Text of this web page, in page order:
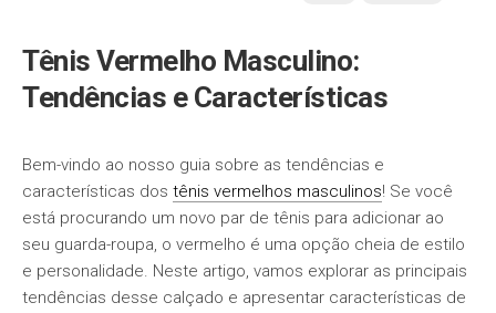
Tênis Vermelho Masculino:
Tendências e Características
Bem-vindo ao nosso guia sobre as tendências e
características dos tênis vermelhos masculinos! Se você
está procurando um novo par de tênis para adicionar ao
seu guarda-roupa, o vermelho é uma opção cheia de estilo
e personalidade. Neste artigo, vamos explorar as principais
tendências desse calçado e apresentar características de